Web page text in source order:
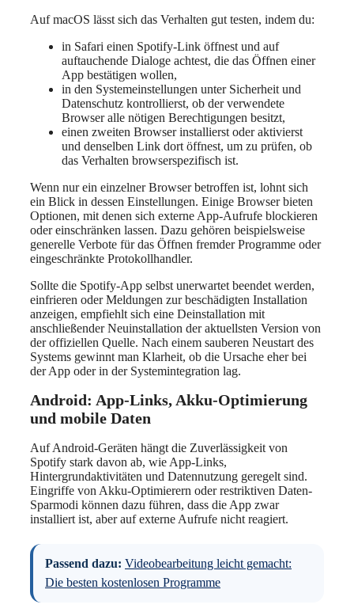
Auf macOS lässt sich das Verhalten gut testen, indem du:
in Safari einen Spotify-Link öffnest und auf
auftauchende Dialoge achtest, die das Öffnen einer
App bestätigen wollen,
in den Systemeinstellungen unter Sicherheit und
Datenschutz kontrollierst, ob der verwendete
Browser alle nötigen Berechtigungen besitzt,
einen zweiten Browser installierst oder aktivierst
und denselben Link dort öffnest, um zu prüfen, ob
das Verhalten browserspezifisch ist.
Wenn nur ein einzelner Browser betroffen ist, lohnt sich
ein Blick in dessen Einstellungen. Einige Browser bieten
Optionen, mit denen sich externe App-Aufrufe blockieren
oder einschränken lassen. Dazu gehören beispielsweise
generelle Verbote für das Öffnen fremder Programme oder
eingeschränkte Protokollhandler.
Sollte die Spotify-App selbst unerwartet beendet werden,
einfrieren oder Meldungen zur beschädigten Installation
anzeigen, empfiehlt sich eine Deinstallation mit
anschließender Neuinstallation der aktuellsten Version von
der offiziellen Quelle. Nach einem sauberen Neustart des
Systems gewinnt man Klarheit, ob die Ursache eher bei
der App oder in der Systemintegration lag.
Android: App-Links, Akku-Optimierung
und mobile Daten
Auf Android-Geräten hängt die Zuverlässigkeit von
Spotify stark davon ab, wie App-Links,
Hintergrundaktivitäten und Datennutzung geregelt sind.
Eingriffe von Akku-Optimierern oder restriktiven Daten-
Sparmodi können dazu führen, dass die App zwar
installiert ist, aber auf externe Aufrufe nicht reagiert.
Passend dazu: Videobearbeitung leicht gemacht:
Die besten kostenlosen Programme